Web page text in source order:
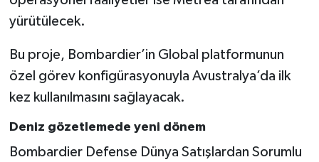
yürütülecek.
Bu proje, Bombardier’in Global platformunun
özel görev konfigürasyonuyla Avustralya’da ilk
kez kullanılmasını sağlayacak.
Deniz gözetlemede yeni dönem
Bombardier Defense Dünya Satışlardan Sorumlu